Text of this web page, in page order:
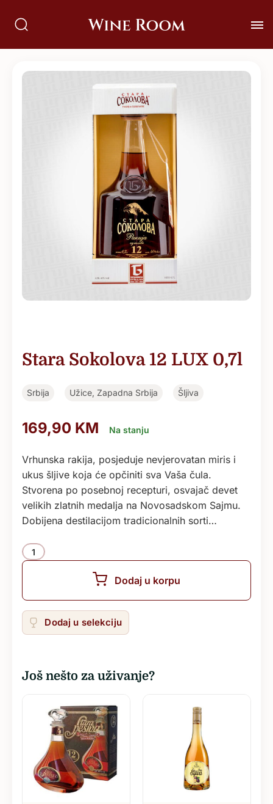
Stara Sokolova 12 LUX 0,7l
Srbija Užice, Zapadna Srbija Šljiva
169,90 KM Na stanju
Vrhunska rakija, posjeduje nevjerovatan miris i
ukus šljive koja će opčiniti sva Vaša čula.
Stvorena po posebnoj recepturi, osvajač devet
velikih zlatnih medalja na Novosadskom Sajmu.
Dobijena destilacijom tradicionalnih sorti…
Količina
Dodaj u korpu
Dodaj u selekciju
Još nešto za uživanje?